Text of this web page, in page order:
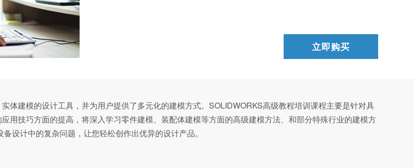
立即购买
体建模的设计工具，并为用户提供了多元化的建模方式。SOLIDWORKS高级教程培训课程主要是针对具
用技巧方面的提高，将深入学习零件建模、装配体建模等方面的高级建模方法、和部分特殊行业的建模方
设计中的复杂问题，让您轻松创作出优异的设计产品。